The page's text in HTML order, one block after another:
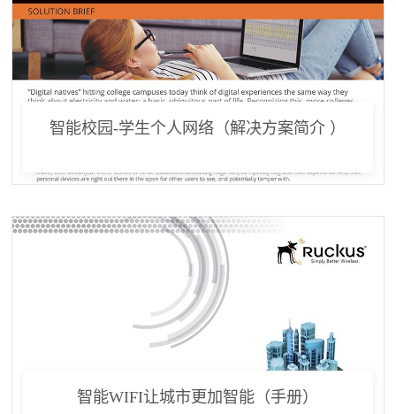
智能校园-学生个人网络（解决方案简介 ）
智能WIFI让城市更加智能（手册）